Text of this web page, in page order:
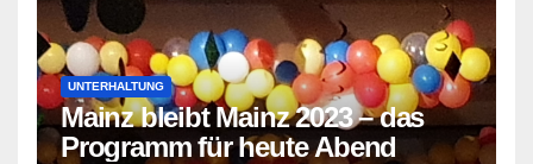
UNTERHALTUNG
Mainz bleibt Mainz 2023 – das
Programm für heute Abend